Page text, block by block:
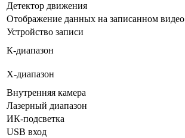
Детектор движения
Отображение данных на записанном видео
Устройство записи
К-диапазон
X-диапазон
Внутренняя камера
Лазерный диапазон
ИК-подсветка
USB вход